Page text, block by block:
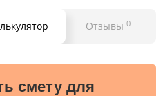
Отзывы 0
смету для